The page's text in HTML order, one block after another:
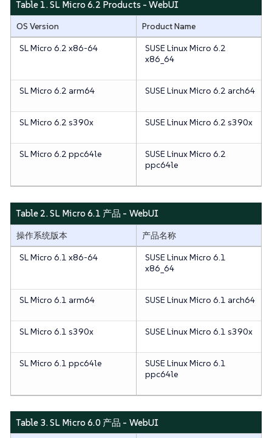
Table 1. SL Micro 6.2 Products - WebUI
OS Version
Product Name
SL Micro 6.2 x86-64
SUSE Linux Micro 6.2
x86_64
SL Micro 6.2 arm64 SUSE Linux Micro 6.2 arch64
SL Micro 6.2 s390x SUSE Linux Micro 6.2 s390x
SL Micro 6.2 ppc64le
SUSE Linux Micro 6.2
ppc64le
Table 2. SL Micro 6.1 产品 - WebUI
操作系统版本
产品名称
SL Micro 6.1 x86-64
SUSE Linux Micro 6.1
x86_64
SL Micro 6.1 arm64 SUSE Linux Micro 6.1 arch64
SL Micro 6.1 s390x SUSE Linux Micro 6.1 s390x
SL Micro 6.1 ppc64le
SUSE Linux Micro 6.1
ppc64le
Table 3. SL Micro 6.0 产品 - WebUI